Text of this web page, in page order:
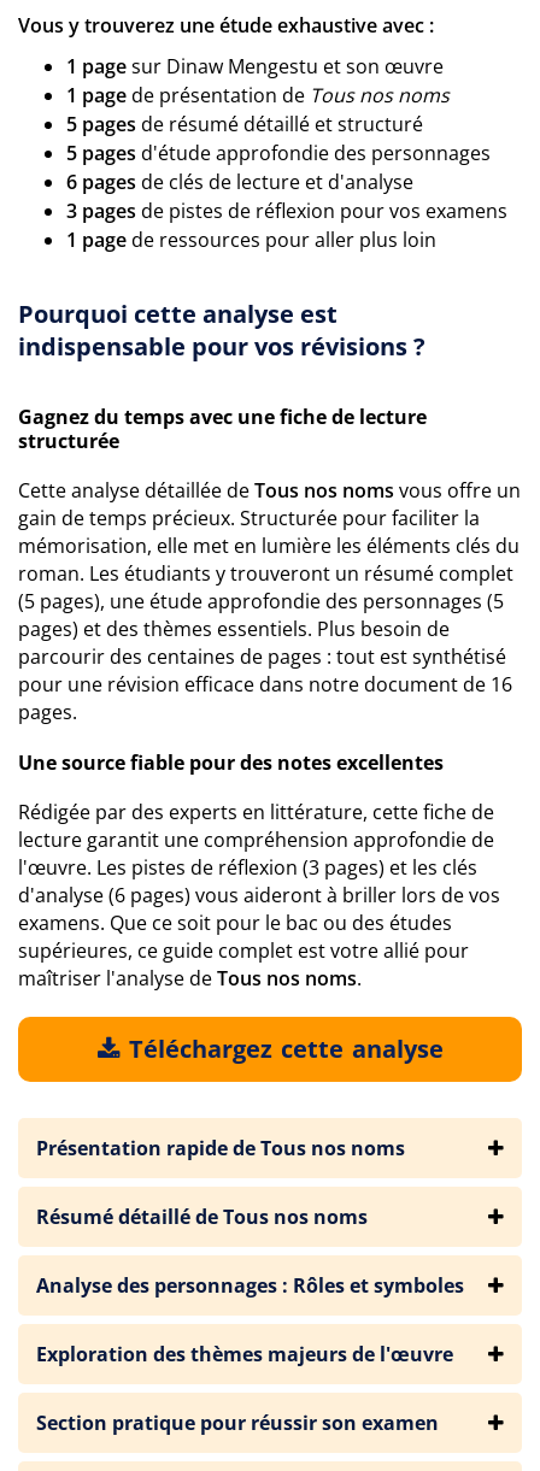
Vous y trouverez une étude exhaustive avec :
1 pagesur Dinaw Mengestu et son œuvre
1 pagede présentation de Tous nos noms
5 pages de résumé détaillé et structuré
5 pages d'étude approfondie des personnages
6 pages de clés de lecture et d'analyse
3 pages de pistes de réflexion pour vos examens
1 pagede ressources pour aller plus loin
Pourquoi cette analyse est
indispensable pour vos révisions ?
Gagnez du temps avec une fiche de lecture
structurée
Cette analyse détaillée deTous nos noms vous offre un
gain de temps précieux. Structurée pour faciliter la
mémorisation, elle met en lumière les éléments clés du
roman. Les étudiants y trouveront un résumé complet
(5 pages), une étude approfondie des personnages (5
pages) et des thèmes essentiels. Plus besoin de
parcourir des centaines de pages : tout est synthétisé
pour une révision efficace dans notre document de 16
pages.
Une source fiable pour des notes excellentes
Rédigée par des experts en littérature, cette fiche de
lecture garantit une compréhension approfondie de
l'œuvre. Les pistes de réflexion (3 pages) et les clés
d'analyse (6 pages) vous aideront à briller lors de vos
examens. Que ce soit pour le bac ou des études
supérieures, ce guide complet est votre allié pour
maîtriser l'analyse deTous nos noms.
Téléchargez cette analyse
Présentation rapide de Tous nos noms
Résumé détaillé de Tous nos noms
Analyse des personnages : Rôles et symboles
Exploration des thèmes majeurs de l'œuvre
Section pratique pour réussir son examen